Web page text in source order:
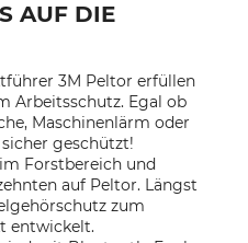
AUF DIE
3M Peltor erfüllen
Arbeitsschutz. Egal ob
Maschinenlärm oder
geschützt!
Forstbereich und
auf Peltor. Längst
zum
entwickelt.